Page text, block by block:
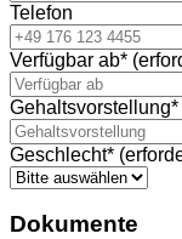
Telefon
Verfügbar ab*
Gehaltsvorstellung*
Geschlecht*
Dokumente